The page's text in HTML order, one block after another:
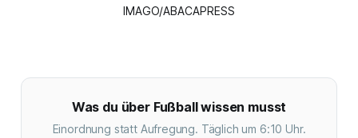
IMAGO/ABACAPRESS
Was du über Fußball wissen musst
Einordnung statt Aufregung. Täglich um 6:10 Uhr.